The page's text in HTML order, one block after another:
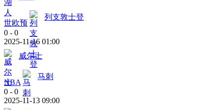
世欧预
列支敦士登
0 - 0
2025-11-16 01:00
威尔士
NBA
马刺
0 - 0
2025-11-13 09:00